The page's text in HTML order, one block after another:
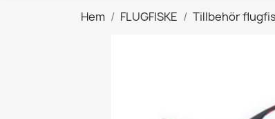
Hem FLUGFISKE Tillbehör